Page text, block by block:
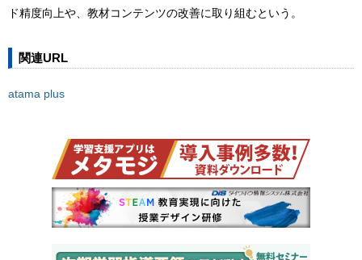
ド精度向上や、教材コンテンツの改善に取り組むという。
関連URL
atama plus